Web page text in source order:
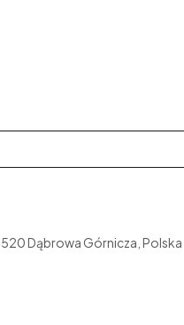
Dąbrowa Górnicza, Polska